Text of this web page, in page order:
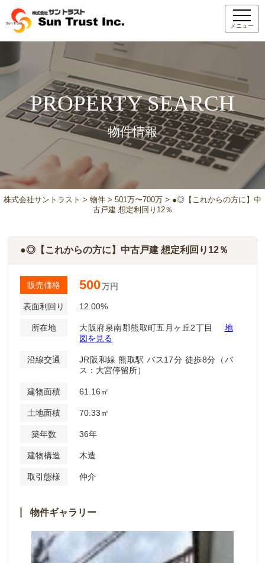
メニュー
PROPERTY SEARCH
物件情報
株式会社サントラスト > 物件 > 501万〜700万 > ●◎【これからの方に】中
古戸建 想定利回り12％
●◎【これからの方に】中古戸建 想定利回り12％
販売価格 500万円
表面利回り 12.00%
所在地 大阪府泉南郡熊取町五月ヶ丘2丁目
地
図を見る
沿線交通
JR阪和線 熊取駅 バス17分 徒歩8分（バ
ス：大宮停留所）
建物面積 61.16㎡
土地面積 70.33㎡
築年数 36年
建物構造 木造
取引態様 仲介
物件ギャラリー